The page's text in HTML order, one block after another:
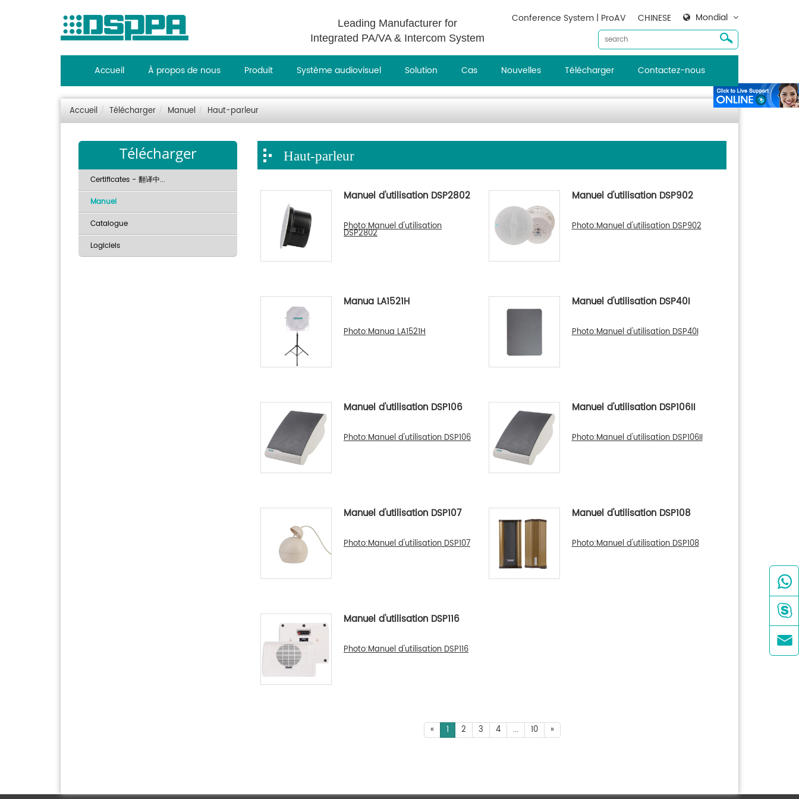
Leading Manufacturer for
Integrated PA/VA & Intercom System
Mondial
CHINESE
Conference System | ProAV
Accueil À propos de nous Produit Système audiovisuel Solution Cas Nouvelles Télécharger Contactez-nous
Accueil Télécharger Manuel Haut-parleur
Télécharger
Certificates - 翻译中...
Manuel
Catalogue
Logiciels
Haut-parleur
Manuel d'utilisation DSP2802
Photo:Manuel d'utilisation
DSP2802
Manuel d'utilisation DSP902
Photo:Manuel d'utilisation DSP902
Manua LA1521H
Photo:Manua LA1521H
Manuel d'utilisation DSP40I
Photo:Manuel d'utilisation DSP40I
Manuel d'utilisation DSP106
Photo:Manuel d'utilisation DSP106
Manuel d'utilisation DSP106II
Photo:Manuel d'utilisation DSP106II
Manuel d'utilisation DSP107
Photo:Manuel d'utilisation DSP107
Manuel d'utilisation DSP108
Photo:Manuel d'utilisation DSP108
Manuel d'utilisation DSP116
Photo:Manuel d'utilisation DSP116
« 1 2 3 4 ... 10 »


